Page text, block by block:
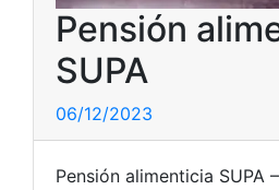
Pensión
SUPA
06/12/2023
Pensión alimenticia SUPA